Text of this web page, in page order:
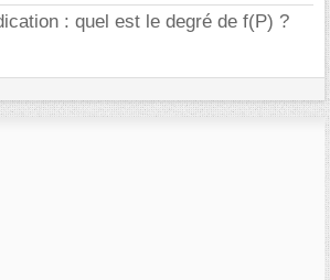
: quel est le degré de f(P) ?